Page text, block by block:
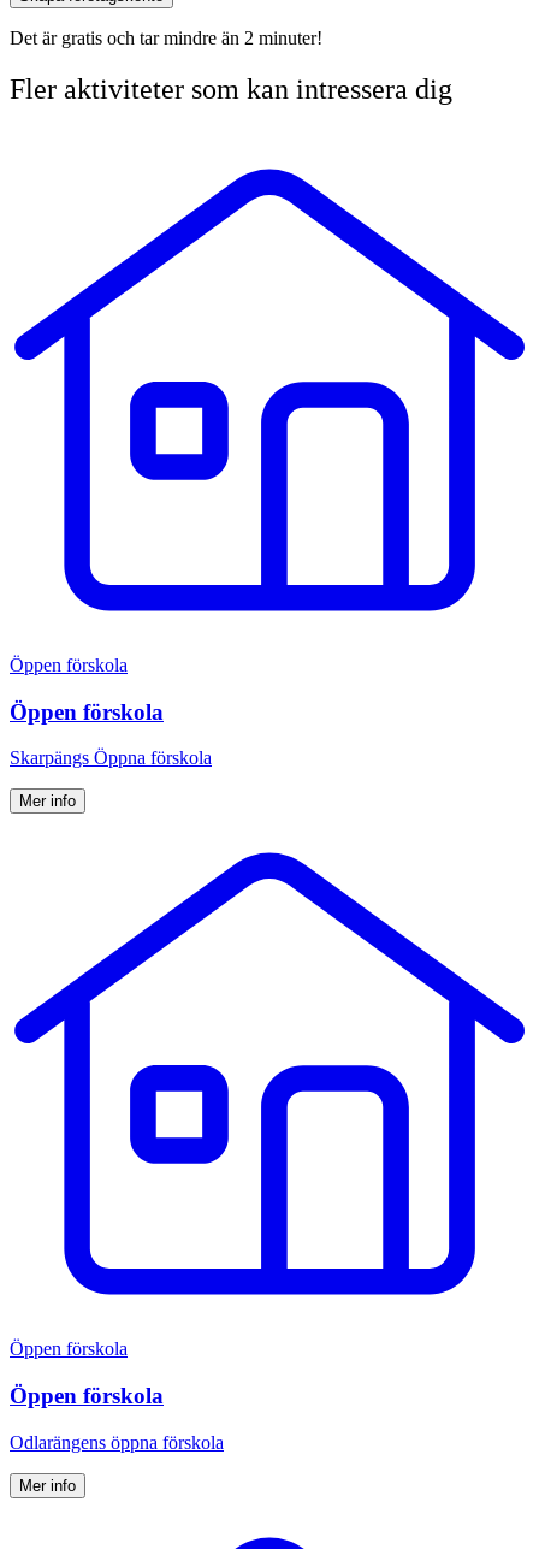
Det är gratis och tar mindre än 2 minuter!
Fler aktiviteter som kan intressera dig
Öppen förskola
Öppen förskola
Skarpängs Öppna förskola
Mer info
Öppen förskola
Öppen förskola
Odlarängens öppna förskola
Mer info